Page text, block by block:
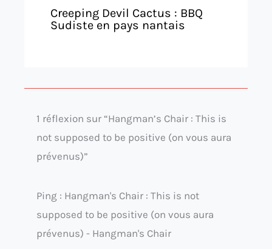
Creeping Devil Cactus : BBQ
Sudiste en pays nantais
1 réflexion sur “Hangman’s Chair : This is
not supposed to be positive (on vous aura
prévenus)”
Ping : Hangman's Chair : This is not
supposed to be positive (on vous aura
prévenus) - Hangman's Chair